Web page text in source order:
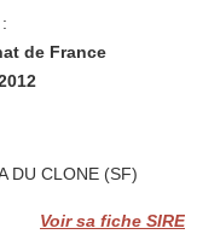
de France
DU CLONE (SF)
Voir sa fiche SIRE